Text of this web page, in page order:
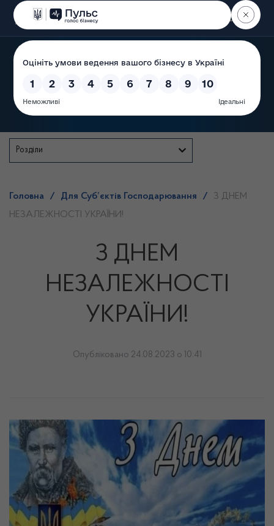
Пошук
Розділи
Головна / Для Суб’єктів Господарювання /
З ДНЕМ
НЕЗАЛЕЖНОСТІ УКРАЇНИ!
З ДНЕМ
НЕЗАЛЕЖНОСТІ
УКРАЇНИ!
Опубліковано 24.08.2023 о 10:41